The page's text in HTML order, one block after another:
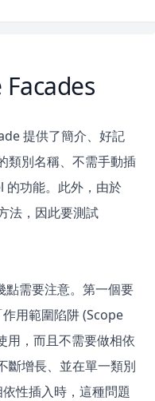
提供了簡介、好記
類別名稱、不需手動插
的功能。此外，由於
法，因此要測試
點需要注意。第一個要
用範圍陷阱 (Scope
用，而且不需要做相依
斷增長、並在單一類別
性插入時，這種問題